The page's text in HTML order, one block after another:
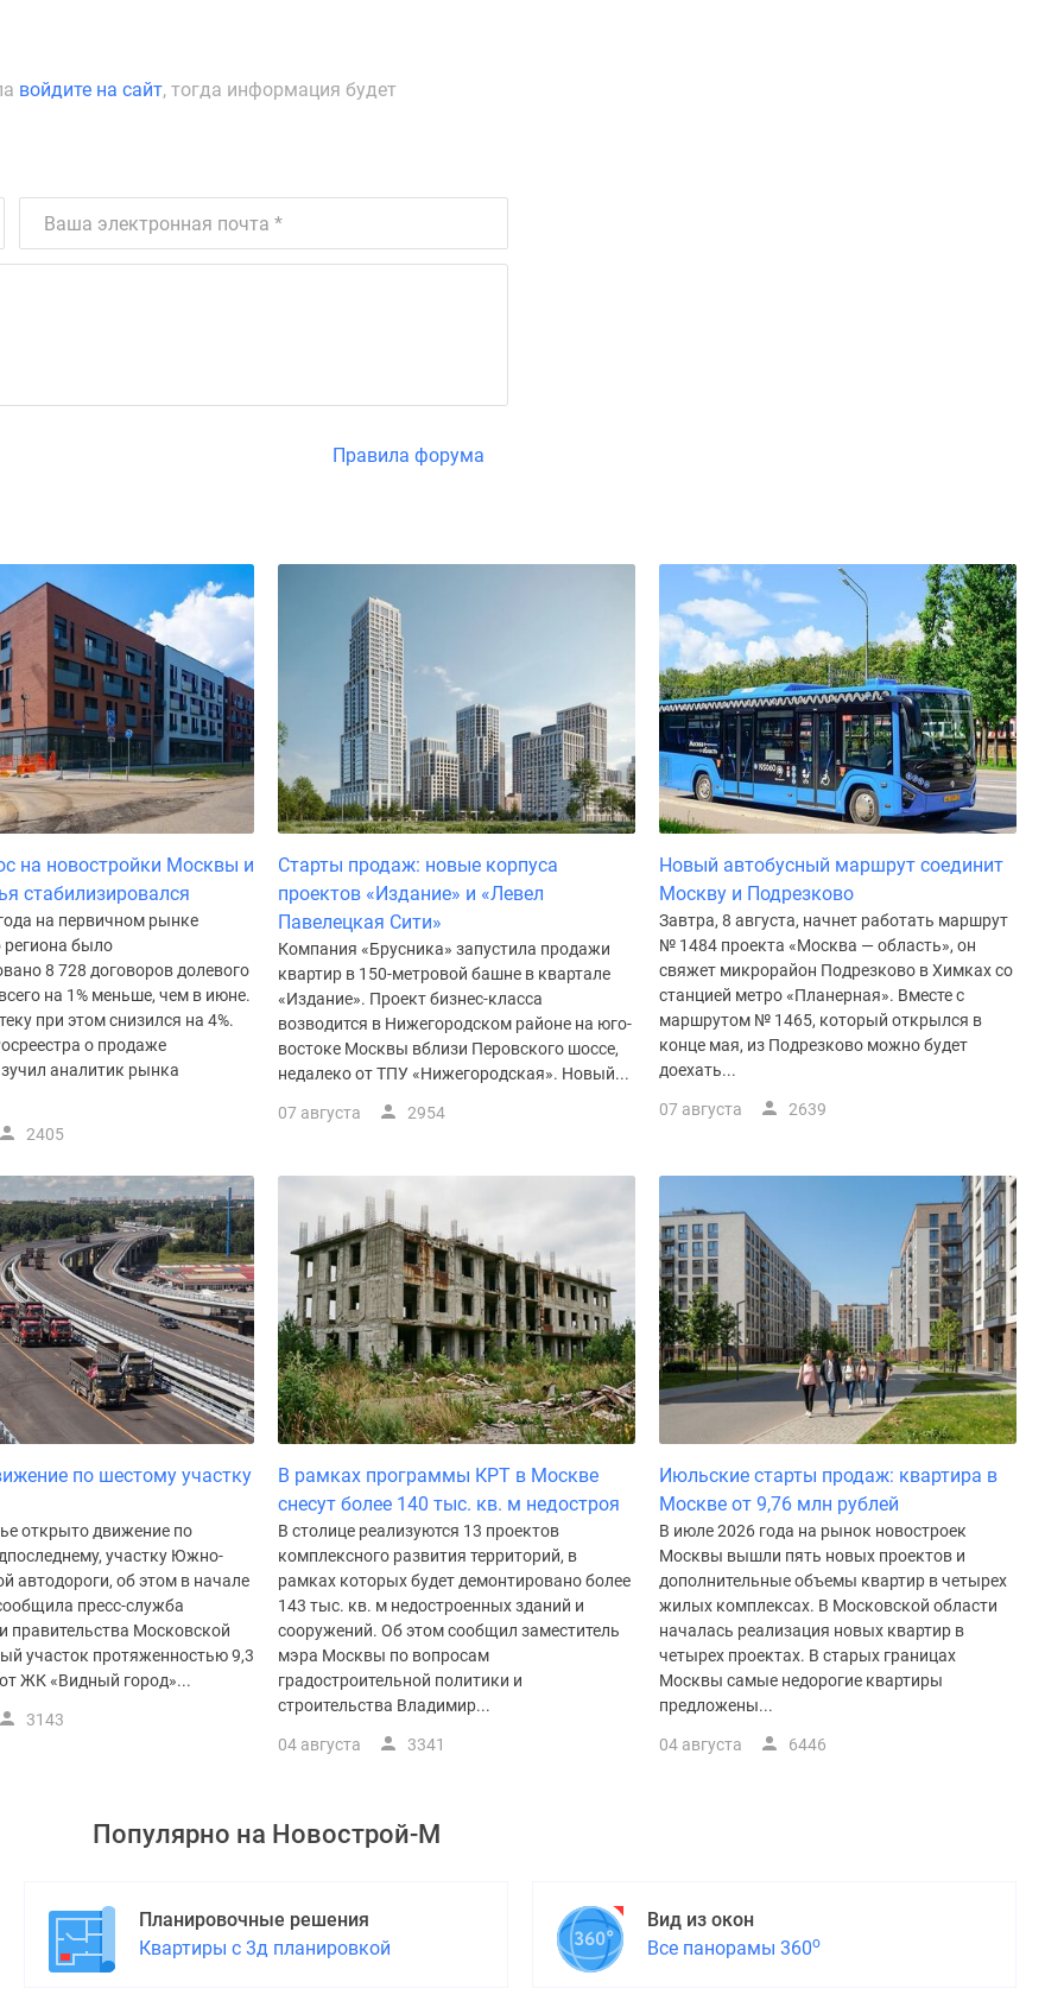
войдите на сайт, тогда информация будет
Правила форума
на новостройки Москвы и
стабилизировался
на первичном рынке
региона было
8 728 договоров долевого
на 1% меньше, чем в июне.
при этом снизился на 4%.
о продаже
аналитик рынка
2405
Старты продаж: новые корпуса
проектов «Издание» и «Левел
Павелецкая Сити»
Компания «Брусника» запустила продажи
квартир в 150-метровой башне в квартале
«Издание». Проект бизнес-класса
возводится в Нижегородском районе на юго-
востоке Москвы вблизи Перовского шоссе,
недалеко от ТПУ «Нижегородская». Новый...
07 августа 2954
Новый автобусный маршрут соединит
Москву и Подрезково
Завтра, 8 августа, начнет работать маршрут
№ 1484 проекта «Москва — область», он
свяжет микрорайон Подрезково в Химках со
станцией метро «Планерная». Вместе с
маршрутом № 1465, который открылся в
конце мая, из Подрезково можно будет
доехать...
07 августа 2639
по шестому участку
открыто движение по
участку Южно-
автодороги, об этом в начале
пресс-служба
правительства Московской
участок протяженностью 9,3
ЖК «Видный город»...
3143
В рамках программы КРТ в Москве
снесут более 140 тыс. кв. м недостроя
В столице реализуются 13 проектов
комплексного развития территорий, в
рамках которых будет демонтировано более
143 тыс. кв. м недостроенных зданий и
сооружений. Об этом сообщил заместитель
мэра Москвы по вопросам
градостроительной политики и
строительства Владимир...
04 августа 3341
Июльские старты продаж: квартира в
Москве от 9,76 млн рублей
В июле 2026 года на рынок новостроек
Москвы вышли пять новых проектов и
дополнительные объемы квартир в четырех
жилых комплексах. В Московской области
началась реализация новых квартир в
четырех проектах. В старых границах
Москвы самые недорогие квартиры
предложены...
04 августа 6446
Популярно на Новострой-М
Планировочные решения
Квартиры с 3д планировкой
Вид из окон
Все панорамы 360о